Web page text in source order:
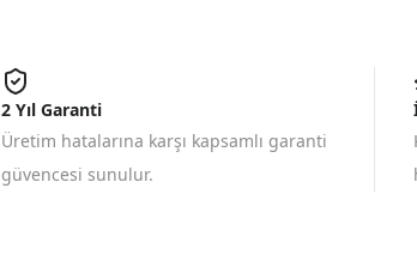
2 Yıl Garanti
Üretim hatalarına karşı kapsamlı garanti
güvencesi sunulur.